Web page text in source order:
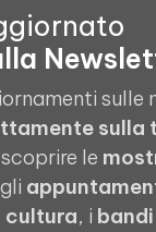
sulle
sulla
le
cultura, i bandi